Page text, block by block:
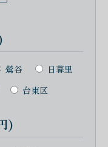
鶯谷
日暮里
台東区
)